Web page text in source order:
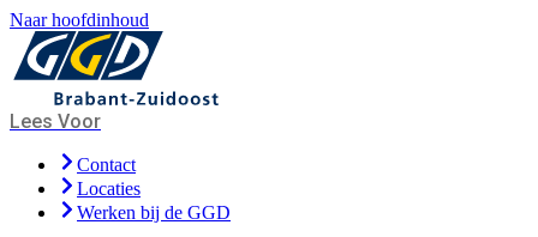
Naar hoofdinhoud
Lees Voor
Contact
Locaties
Werken bij de GGD